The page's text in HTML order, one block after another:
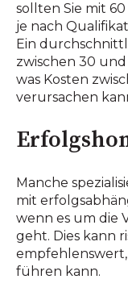
sollten Sie mit
je nach
Ein
zwischen 30
was Kosten
verursachen
Manche
mit
wenn es um die
geht. Dies kann
führen kann.